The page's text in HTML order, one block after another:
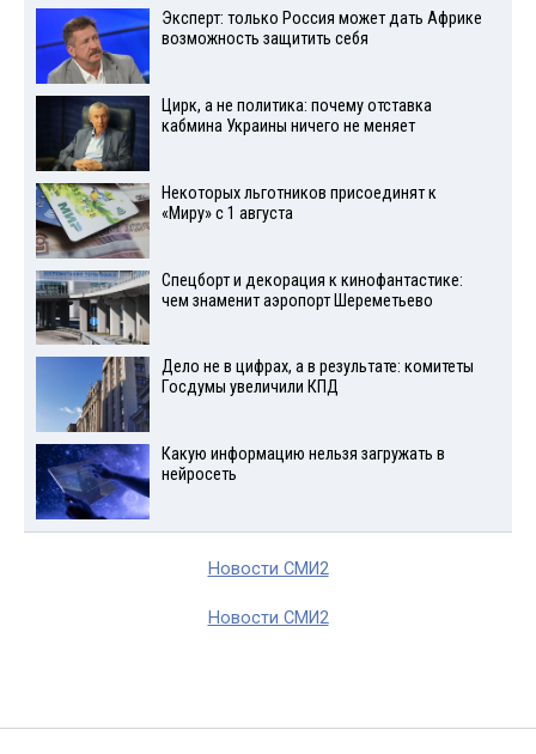
Эксперт: только Россия может дать Африке
возможность защитить себя
Цирк, а не политика: почему отставка
кабмина Украины ничего не меняет
Некоторых льготников присоединят к
«Миру» с 1 августа
Спецборт и декорация к кинофантастике:
чем знаменит аэропорт Шереметьево
Дело не в цифрах, а в результате: комитеты
Госдумы увеличили КПД
Какую информацию нельзя загружать в
нейросеть
Новости СМИ2
Новости СМИ2